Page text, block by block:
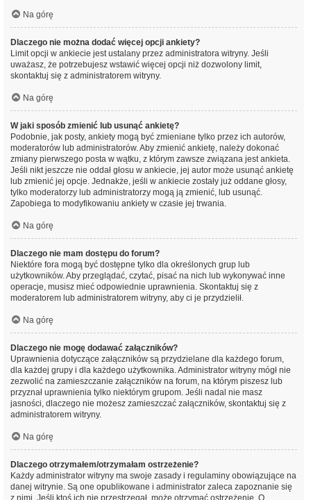
Na górę
Dlaczego nie można dodać więcej opcji ankiety?
Limit opcji w ankiecie jest ustalany przez administratora witryny. Jeśli
uważasz, że potrzebujesz wstawić więcej opcji niż dozwolony limit,
skontaktuj się z administratorem witryny.
Na górę
W jaki sposób zmienić lub usunąć ankietę?
Podobnie, jak posty, ankiety mogą być zmieniane tylko przez ich autorów,
moderatorów lub administratorów. Aby zmienić ankietę, należy dokonać
zmiany pierwszego posta w wątku, z którym zawsze związana jest ankieta.
Jeśli nikt jeszcze nie oddał głosu w ankiecie, jej autor może usunąć ankietę
lub zmienić jej opcje. Jednakże, jeśli w ankiecie zostały już oddane głosy,
tylko moderatorzy lub administratorzy mogą ją zmienić, lub usunąć.
Zapobiega to modyfikowaniu ankiety w czasie jej trwania.
Na górę
Dlaczego nie mam dostępu do forum?
Niektóre fora mogą być dostępne tylko dla określonych grup lub
użytkowników. Aby przeglądać, czytać, pisać na nich lub wykonywać inne
operacje, musisz mieć odpowiednie uprawnienia. Skontaktuj się z
moderatorem lub administratorem witryny, aby ci je przydzielił.
Na górę
Dlaczego nie mogę dodawać załączników?
Uprawnienia dotyczące załączników są przydzielane dla każdego forum,
dla każdej grupy i dla każdego użytkownika. Administrator witryny mógł nie
zezwolić na zamieszczanie załączników na forum, na którym piszesz lub
przyznał uprawnienia tylko niektórym grupom. Jeśli nadal nie masz
jasności, dlaczego nie możesz zamieszczać załączników, skontaktuj się z
administratorem witryny.
Na górę
Dlaczego otrzymałem/otrzymałam ostrzeżenie?
Każdy administrator witryny ma swoje zasady i regulaminy obowiązujące na
danej witrynie. Są one opublikowane i administrator zaleca zapoznanie się